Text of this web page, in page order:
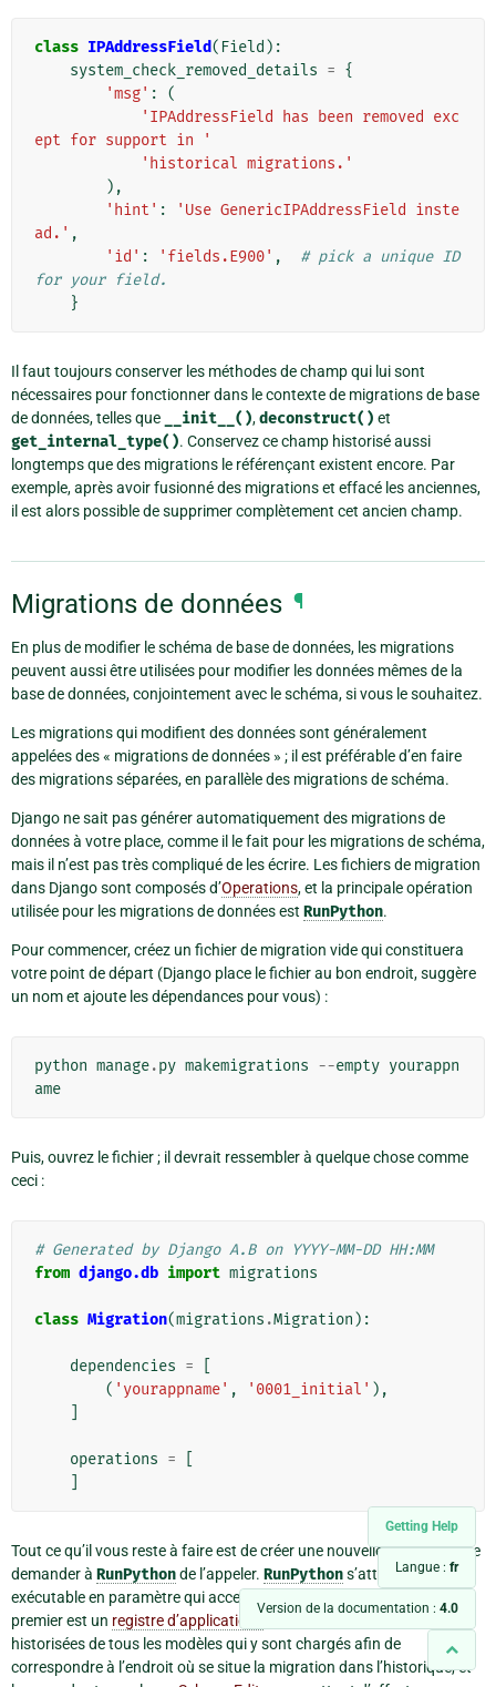
Getting Help
Langue : fr
Version de la documentation : 4.0
class IPAddressField( Field ):
system_check_removed_details = {
'msg' :
(
'IPAddressField has been removed exc
ept for support in '
'historical migrations.'
),
'hint' :
'Use GenericIPAddressField inste
ad.' ,
'id' : 'fields.E900' ,
# pick a unique ID
for your field.
}
Il faut toujours conserver les méthodes de champ qui lui sont
nécessaires pour fonctionner dans le contexte de migrations de base
de données, telles que
__init__(),deconstruct() et
get_internal_type(). Conservez ce champ historisé aussi
longtemps que des migrations le référençant existent encore. Par
exemple, après avoir fusionné des migrations et effacé les anciennes,
il est alors possible de supprimer complètement cet ancien champ.
Migrations de données ¶
En plus de modifier le schéma de base de données, les migrations
peuvent aussi être utilisées pour modifier les données mêmes de la
base de données, conjointement avec le schéma, si vous le souhaitez.
Les migrations qui modifient des données sont généralement
appelées des « migrations de données » ; il est préférable d’en faire
des migrations séparées, en parallèle des migrations de schéma.
Django ne sait pas générer automatiquement des migrations de
données à votre place, comme il le fait pour les migrations de schéma,
mais il n’est pas très compliqué de les écrire. Les fichiers de migration
dans Django sont composés d’Operations, et la principale opération
utilisée pour les migrations de données est RunPython.
Pour commencer, créez un fichier de migration vide qui constituera
votre point de départ (Django place le fichier au bon endroit, suggère
un nom et ajoute les dépendances pour vous) :
python manage.py makemigrations --empty yourappn
ame
Puis, ouvrez le fichier ; il devrait ressembler à quelque chose comme
ceci :
# Generated by Django A.B on YYYY-MM-DD HH:MM
from django.db import migrations
class Migration(migrations .Migration ):
dependencies =
( 'yourappname' , '0001_initial' ),
operations =
Tout ce qu’il vous reste à faire est de créer une nouvelle fonction et de
demander à RunPythonde l’appeler. RunPythons’attend à un objet
exécutable en paramètre qui accepte lui-même deux paramètres : le
premier est un registre d’applications
historisées de tous les modèles qui y sont chargés afin de
correspondre à l’endroit où se situe la migration dans l’historique, et